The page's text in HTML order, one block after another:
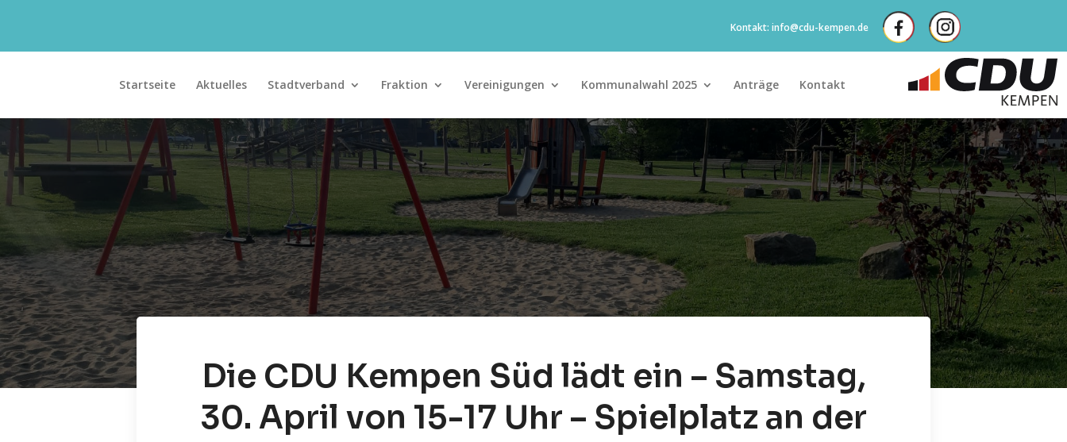
Kontakt: info@cdu-kempen.de
Startseite Aktuelles Stadtverband Fraktion Vereinigungen Kommunalwahl 2025 Anträge Kontakt
Die CDU Kempen Süd lädt ein – Samstag,
30. April von 15-17 Uhr – Spielplatz an der